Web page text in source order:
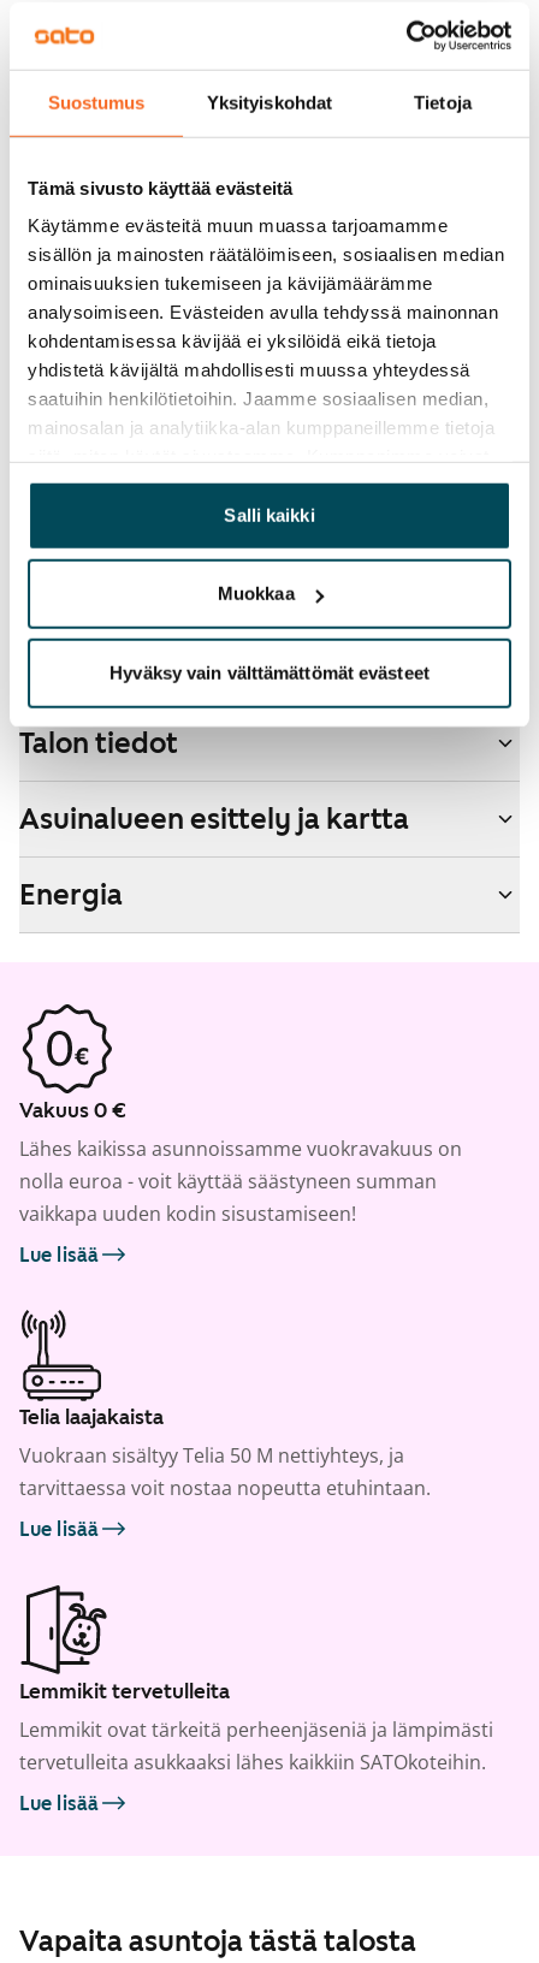
Suostumus Yksityiskohdat Tietoja
Tämä sivusto käyttää evästeitä
Käytämme evästeitä muun muassa tarjoamamme
sisällön ja mainosten räätälöimiseen, sosiaalisen median
ominaisuuksien tukemiseen ja kävijämäärämme
analysoimiseen. Evästeiden avulla tehdyssä mainonnan
kohdentamisessa kävijää ei yksilöidä eikä tietoja
yhdistetä kävijältä mahdollisesti muussa yhteydessä
saatuihin henkilötietoihin. Jaamme sosiaalisen median,
mainosalan ja analytiikka-alan kumppaneillemme tietoja
yhdistää näitä tietoja muihin tietoihin, joita olet antanut
heille tai joita on kerätty, kun olet käyttänyt heidän
palvelujaan.
Salli kaikki
Muokkaa
Hyväksy vain välttämättömät evästeet
Vuokravakuus
0 €, (yrityksille min. 1 kk vuokra)
Kotivakuutus
Pakollinen, ei sisälly vuokraan
Vesimaksu
27 €/hlö/kk
Sähkömaksu
Vuokralainen solmii itse sähkösopimuksen.
Laajakaista
Vuokraan sisältyy 50 M laajakaistaliittymä. Voit hankkia
operaattoriin Telia.
Kyllä
Savuton talo
Kyllä
Talon tiedot
Asuinalueen esittely ja kartta
Energia
Vakuus 0 €
Lähes kaikissa asunnoissamme vuokravakuus on
nolla euroa - voit käyttää säästyneen summan
vaikkapa uuden kodin sisustamiseen!
Lue lisää
Telia laajakaista
Vuokraan sisältyy Telia 50 M nettiyhteys, ja
tarvittaessa voit nostaa nopeutta etuhintaan.
Lue lisää
Lemmikit tervetulleita
Lemmikit ovat tärkeitä perheenjäseniä ja lämpimästi
tervetulleita asukkaaksi lähes kaikkiin SATOkoteihin.
Lue lisää
Vapaita asuntoja tästä talosta